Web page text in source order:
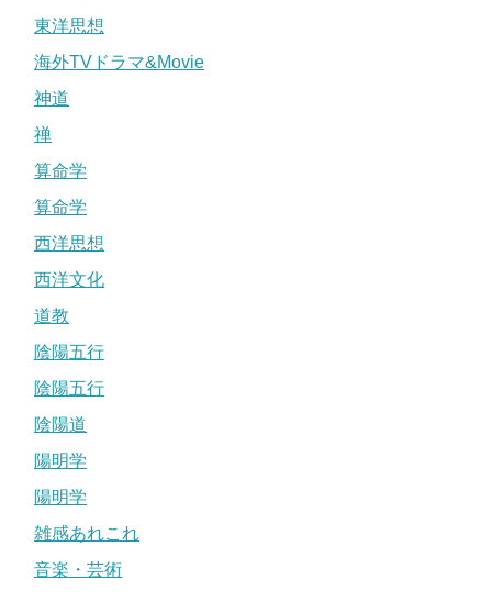
東洋思想
海外TVドラマ&Movie
神道
禅
算命学
算命学
西洋思想
西洋文化
道教
陰陽五行
陰陽五行
陰陽道
陽明学
陽明学
雑感あれこれ
音楽・芸術